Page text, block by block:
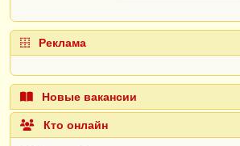
Реклама
Новые вакансии
Кто онлайн